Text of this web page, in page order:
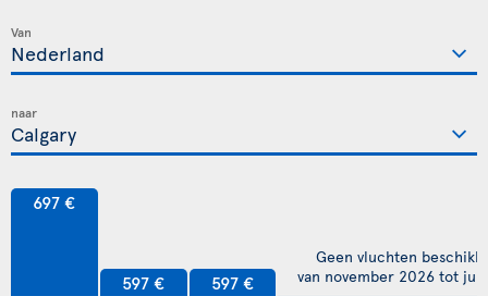
Van
naar
697 €
597 € 597 €
Geen vluchten
van november 2026 tot